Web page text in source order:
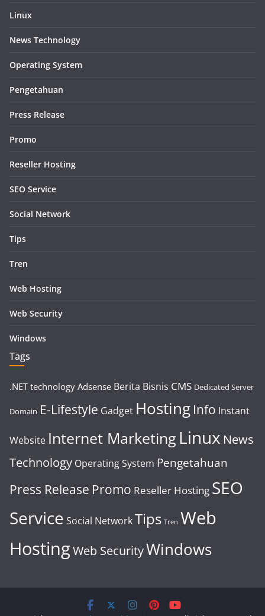
Linux
News Technology
Operating System
Pengetahuan
Press Release
Promo
Reseller Hosting
SEO Service
Social Network
Tips
Tren
Web Hosting
Web Security
Windows
Tags
.NET technology Adsense Berita Bisnis CMS Dedicated Server
Domain E-Lifestyle Gadget Hosting Info Instant
Website Internet Marketing Linux News
Technology Operating System Pengetahuan
Press Release Promo Reseller Hosting SEO
Service Social NetworkTips Tren Web
HostingWeb SecurityWindows